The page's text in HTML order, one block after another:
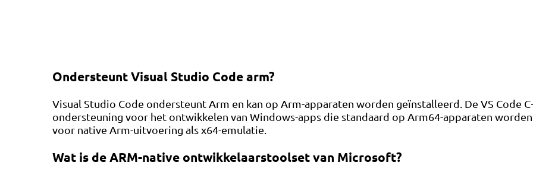
Ondersteunt Visual Studio Code arm?
Visual Studio Code ondersteunt Arm en kan op Arm-apparaten worden geïnstalleerd. De VS Code
ondersteuning voor het ontwikkelen van Windows-apps die standaard op Arm64-apparaten
voor native Arm-uitvoering als x64-emulatie.
Wat is de ARM-native ontwikkelaarstoolset van Microsoft?